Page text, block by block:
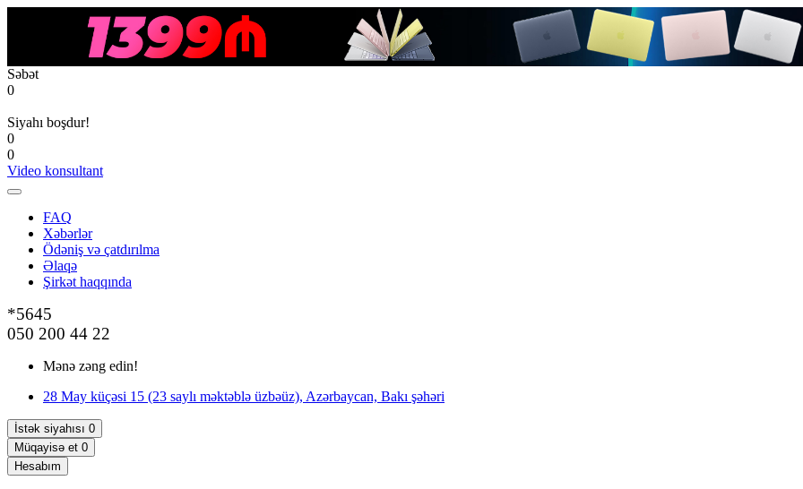
Səbət
0
Siyahı boşdur!
0
0
Video konsultant
FAQ
Xəbərlər
Ödəniş və çatdırılma
Əlaqə
Şirkət haqqında
*5645
050 200 44 22
Mənə zəng edin!
28 May küçəsi 15 (23 saylı məktəblə üzbəüz), Azərbaycan, Bakı şəhəri
İstək siyahısı 0
Müqayisə et 0
Hesabım